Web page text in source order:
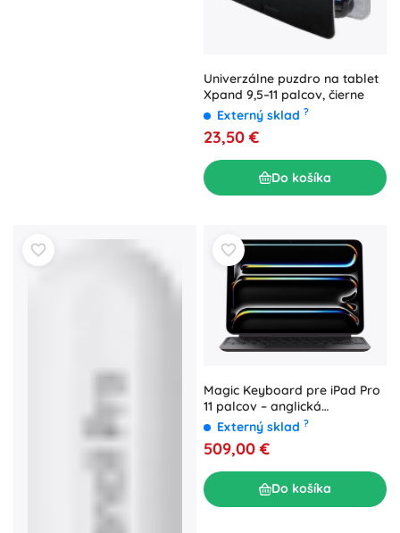
Univerzálne puzdro na tablet
Xpand 9,5–11 palcov, čierne
Externý sklad ?
23,50 €
Do košíka
Magic Keyboard pre iPad Pro
11 palcov – anglická
(medzinárodná) – čierna
Externý sklad ?
509,00 €
Do košíka